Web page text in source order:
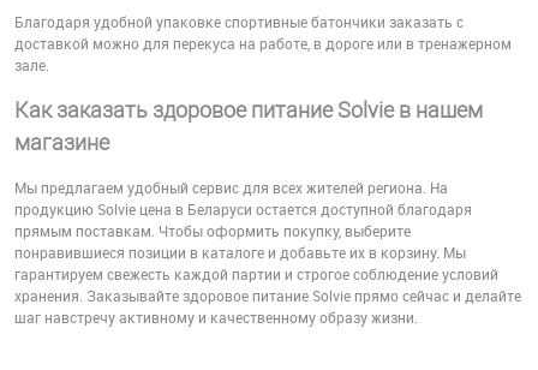
Благодаря удобной упаковке спортивные батончики заказать с
доставкой можно для перекуса на работе, в дороге или в тренажерном
зале.
Как заказать здоровое питание Solvie в нашем
магазине
Мы предлагаем удобный сервис для всех жителей региона. На
продукцию Solvie цена в Беларуси остается доступной благодаря
прямым поставкам. Чтобы оформить покупку, выберите
понравившиеся позиции в каталоге и добавьте их в корзину. Мы
гарантируем свежесть каждой партии и строгое соблюдение условий
хранения. Заказывайте здоровое питание Solvie прямо сейчас и делайте
шаг навстречу активному и качественному образу жизни.